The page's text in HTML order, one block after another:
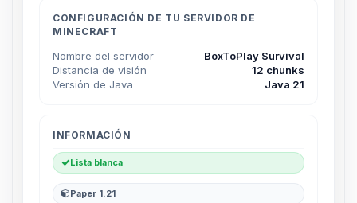
CONFIGURACIÓN DE TU SERVIDOR DE
MINECRAFT
Nombre del servidor
BoxToPlay Survival
Distancia de visión
12 chunks
Versión de Java
Java 21
INFORMACIÓN
Lista blanca
Paper 1.21
asistente de BoxToPlay. Cuentame
que necesitas y moveré mis
pequenos circuitos para ayudarte.
06/08/2026 20:54